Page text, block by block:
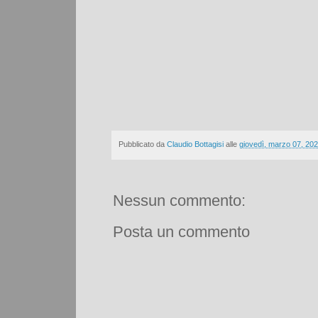
Pubblicato da Claudio Bottagisi alle giovedì, marzo 07,
Nessun commento:
Posta un commento